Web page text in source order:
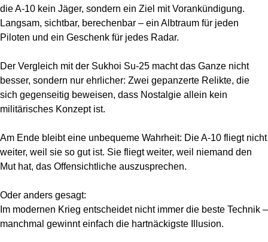
die A-10 kein Jäger, sondern ein Ziel mit Vorankündigung.
Langsam, sichtbar, berechenbar – ein Albtraum für jeden
Piloten und ein Geschenk für jedes Radar.
Der Vergleich mit der Sukhoi Su-25 macht das Ganze nicht
besser, sondern nur ehrlicher: Zwei gepanzerte Relikte, die
sich gegenseitig beweisen, dass Nostalgie allein kein
militärisches Konzept ist.
Am Ende bleibt eine unbequeme Wahrheit: Die A-10 fliegt nicht
weiter, weil sie so gut ist. Sie fliegt weiter, weil niemand den
Mut hat, das Offensichtliche auszusprechen.
Oder anders gesagt:
Im modernen Krieg entscheidet nicht immer die beste Technik –
manchmal gewinnt einfach die hartnäckigste Illusion.